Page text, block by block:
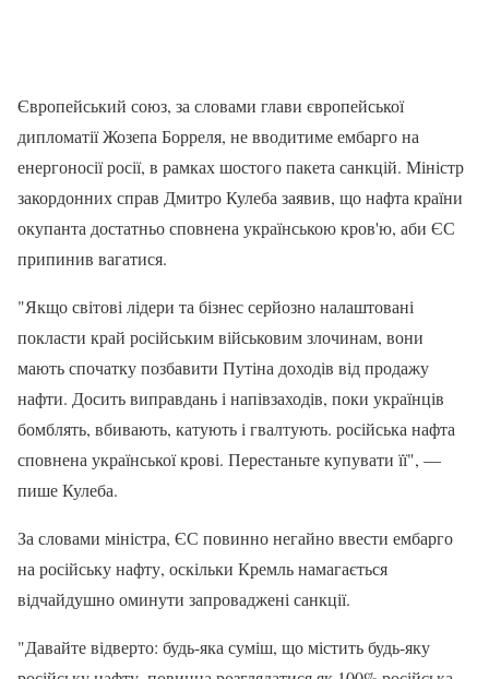
Європейський союз, за словами глави європейської
дипломатії Жозепа Борреля, не вводитиме ембарго на
енергоносії росії, в рамках шостого пакета санкцій. Міністр
закордонних справ Дмитро Кулеба заявив, що нафта країни
окупанта достатньо сповнена українською кров'ю, аби ЄС
припинив вагатися.
"Якщо світові лідери та бізнес серйозно налаштовані
покласти край російським військовим злочинам, вони
мають спочатку позбавити Путіна доходів від продажу
нафти. Досить виправдань і напівзаходів, поки українців
бомблять, вбивають, катують і гвалтують. російська нафта
сповнена української крові. Перестаньте купувати її", —
пише Кулеба.
За словами міністра, ЄС повинно негайно ввести ембарго
на російську нафту, оскільки Кремль намагається
відчайдушно оминути запроваджені санкції.
"Давайте відверто: будь-яка суміш, що містить будь-яку